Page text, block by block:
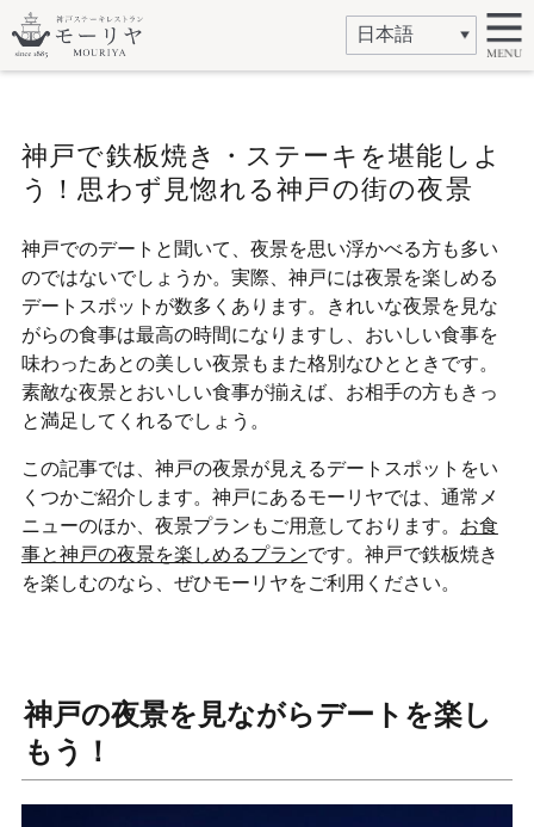
神戸で鉄板焼き・ステーキを堪能しよ
う！思わず見惚れる神戸の街の夜景
神戸でのデートと聞いて、夜景を思い浮かべる方も多い
のではないでしょうか。実際、神戸には夜景を楽しめる
デートスポットが数多くあります。きれいな夜景を見な
がらの食事は最高の時間になりますし、おいしい食事を
味わったあとの美しい夜景もまた格別なひとときです。
素敵な夜景とおいしい食事が揃えば、お相手の方もきっ
と満足してくれるでしょう。
この記事では、神戸の夜景が見えるデートスポットをい
くつかご紹介します。神戸にあるモーリヤでは、通常メ
ニューのほか、夜景プランもご用意しております。 お食
事と神戸の夜景を楽しめるプランです。神戸で鉄板焼き
を楽しむのなら、ぜひモーリヤをご利用ください。
神戸の夜景を見ながらデートを楽し
もう！